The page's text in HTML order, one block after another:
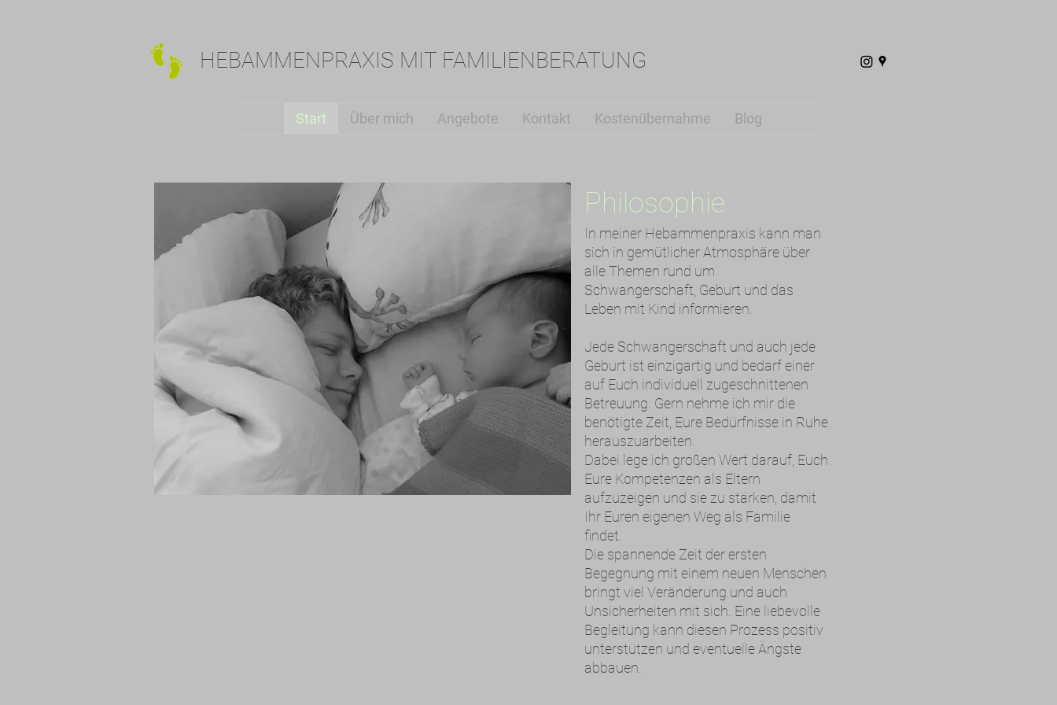
HEBAMMENPRAXIS MIT FAMILIENBERATUNG
Start Über mich Angebote Kontakt Kostenübernahme Blog
Philosophie
In meiner Hebammenpraxis kann man
sich in gemütlicher Atmosphäre über
alle Themen rund um
Schwangerschaft, Geburt und das
Leben mit Kind informieren.
Jede Schwangerschaft und auch jede
Geburt ist einzigartig und bedarf einer
auf Euch individuell zugeschnittenen
Betreuung. Gern nehme ich mir die
benötigte Zeit, Eure Bedürfnisse in Ruhe
herauszuarbeiten.
Dabei lege ich großen Wert darauf, Euch
Eure Kompetenzen als Eltern
aufzuzeigen und sie zu stärken, damit
Ihr Euren eigenen Weg als Familie
findet.
Die spannende Zeit der ersten
Begegnung mit einem neuen Menschen
bringt viel Veränderung und auch
Unsicherheiten mit sich. Eine liebevolle
Begleitung kann diesen Prozess positiv
unterstützen und eventuelle Ängste
abbauen.